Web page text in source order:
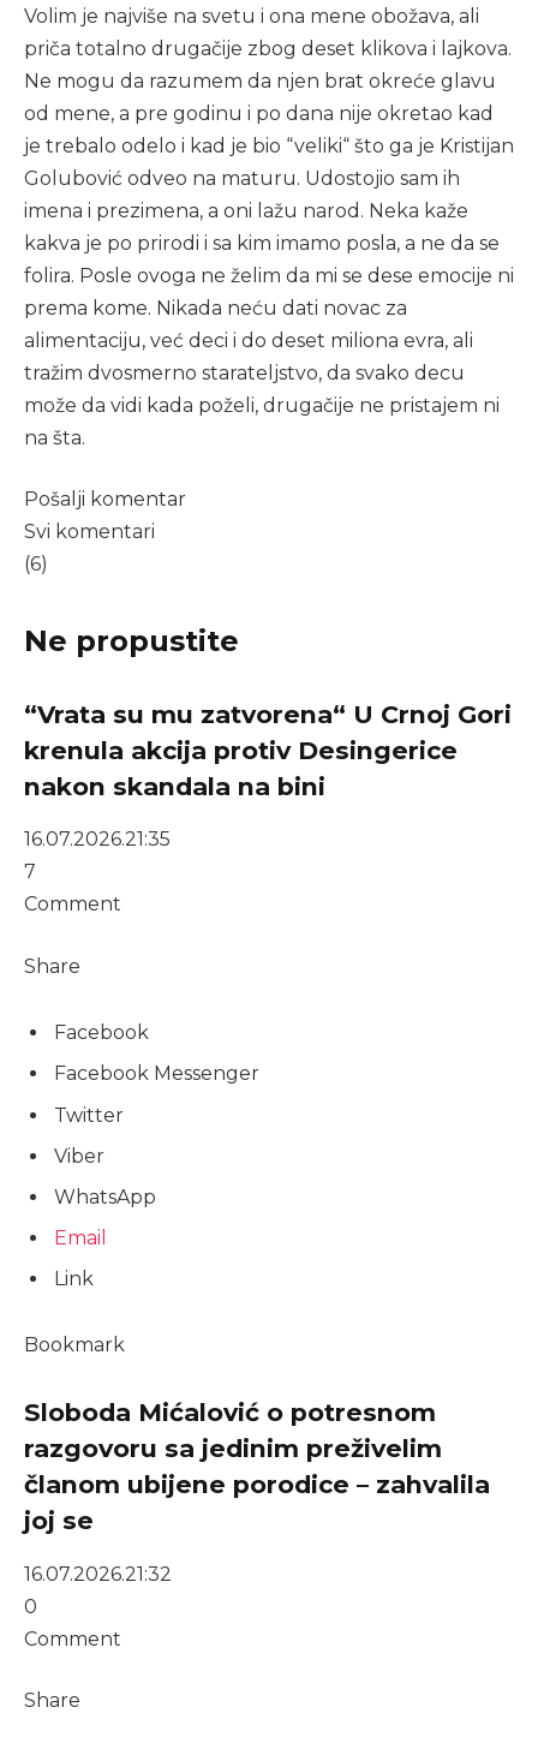
Volim je najviše na svetu i ona mene obožava, ali
priča totalno drugačije zbog deset klikova i lajkova.
Ne mogu da razumem da njen brat okreće glavu
od mene, a pre godinu i po dana nije okretao kad
je trebalo odelo i kad je bio “veliki“ što ga je Kristijan
Golubović odveo na maturu. Udostojio sam ih
imena i prezimena, a oni lažu narod. Neka kaže
kakva je po prirodi i sa kim imamo posla, a ne da se
folira. Posle ovoga ne želim da mi se dese emocije ni
prema kome. Nikada neću dati novac za
alimentaciju, već deci i do deset miliona evra, ali
tražim dvosmerno starateljstvo, da svako decu
može da vidi kada poželi, drugačije ne pristajem ni
na šta.
Pošalji komentar
Svi komentari
(6)
Ne propustite
“Vrata su mu zatvorena“ U Crnoj Gori
krenula akcija protiv Desingerice
nakon skandala na bini
16.07.2026.21:35
7
Comment
Share
Facebook
Facebook Messenger
Twitter
Viber
WhatsApp
Email
Link
Bookmark
Sloboda Mićalović o potresnom
razgovoru sa jedinim preživelim
članom ubijene porodice – zahvalila
joj se
16.07.2026.21:32
0
Comment
Share